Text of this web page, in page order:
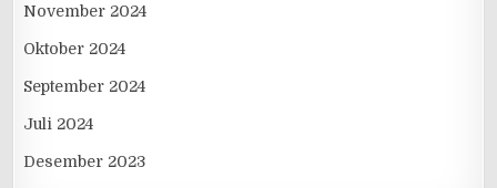
November 2024
Oktober 2024
September 2024
Juli 2024
Desember 2023